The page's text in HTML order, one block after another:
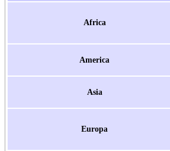
Africa
America
Asia
Europa